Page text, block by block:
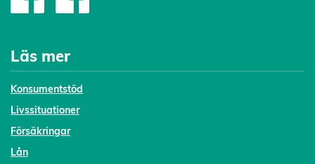
Läs mer
Konsumentstöd
Livssituationer
Försäkringar
Lån